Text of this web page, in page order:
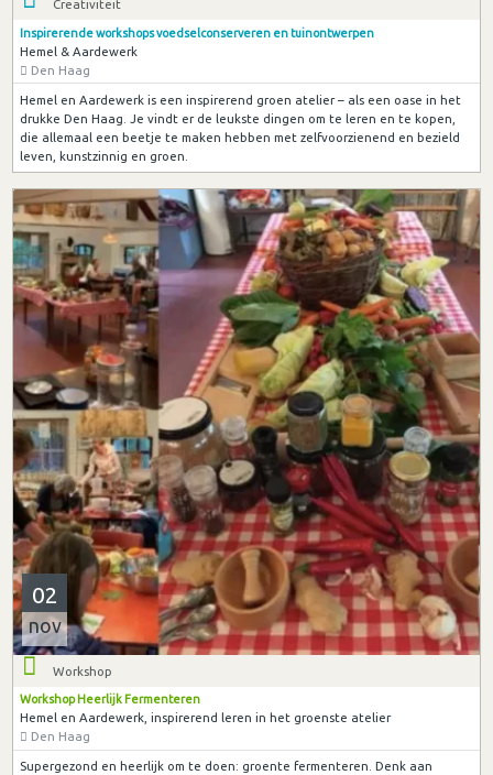
Creativiteit
Inspirerende workshops voedselconserveren en tuinontwerpen
Hemel & Aardewerk
Den Haag
Hemel en Aardewerk is een inspirerend groen atelier – als een oase in het
drukke Den Haag. Je vindt er de leukste dingen om te leren en te kopen,
die allemaal een beetje te maken hebben met zelfvoorzienend en bezield
leven, kunstzinnig en groen.
02
nov
Workshop
Workshop Heerlijk Fermenteren
Hemel en Aardewerk, inspirerend leren in het groenste atelier
Den Haag
Supergezond en heerlijk om te doen: groente fermenteren. Denk aan